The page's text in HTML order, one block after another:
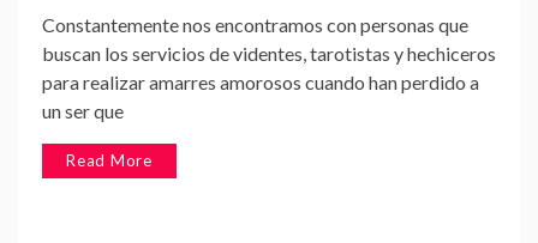
Constantemente nos encontramos con personas que
buscan los servicios de videntes, tarotistas y hechiceros
para realizar amarres amorosos cuando han perdido a
un ser que
Read More